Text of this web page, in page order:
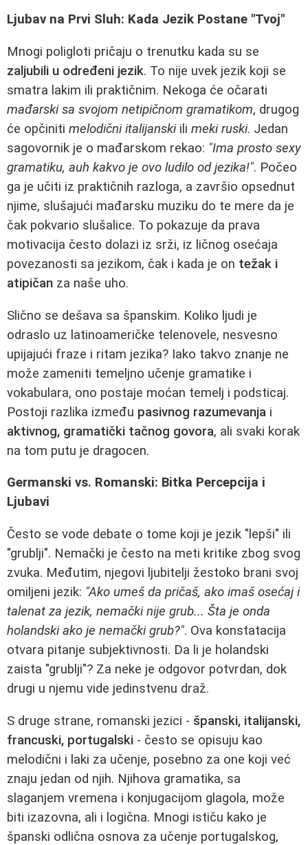
Ljubav na Prvi Sluh: Kada Jezik Postane "Tvoj"
Mnogi poligloti pričaju o trenutku kada su se
zaljubili u određeni jezik. To nije uvek jezik koji se
smatra lakim ili praktičnim. Nekoga će očarati
mađarski sa svojom netipičnom gramatikom, drugog
će opčiniti melodični italijanskiili meki ruski. Jedan
sagovornik je o mađarskom rekao: "Ima prosto sexy
gramatiku, auh kakvo je ovo ludilo od jezika!". Počeo
ga je učiti iz praktičnih razloga, a završio opsednut
njime, slušajući mađarsku muziku do te mere da je
čak pokvario slušalice. To pokazuje da prava
motivacija često dolazi iz srži, iz ličnog osećaja
povezanosti sa jezikom, čak i kada je on težak i
atipičan za naše uho.
Slično se dešava sa španskim. Koliko ljudi je
odraslo uz latinoameričke telenovele, nesvesno
upijajući fraze i ritam jezika? Iako takvo znanje ne
može zameniti temeljno učenje gramatike i
vokabulara, ono postaje moćan temelj i podsticaj.
Postoji razlika između pasivnog razumevanja i
aktivnog, gramatički tačnog govora, ali svaki korak
na tom putu je dragocen.
Germanski vs. Romanski: Bitka Percepcija i
Ljubavi
Često se vode debate o tome koji je jezik "lepši" ili
"grublji". Nemački je često na meti kritike zbog svog
zvuka. Međutim, njegovi ljubitelji žestoko brani svoj
omiljeni jezik: "Ako umeš da pričaš, ako imaš osećaj i
talenat za jezik, nemački nije grub... Šta je onda
holandski ako je nemački grub?". Ova konstatacija
otvara pitanje subjektivnosti. Da li je holandski
zaista "grublji"? Za neke je odgovor potvrdan, dok
drugi u njemu vide jedinstvenu draž.
S druge strane, romanski jezici - španski, italijanski,
francuski, portugalski - često se opisuju kao
melodični i laki za učenje, posebno za one koji već
znaju jedan od njih. Njihova gramatika, sa
slaganjem vremena i konjugacijom glagola, može
biti izazovna, ali i logična. Mnogi ističu kako je
španski odlična osnova za učenje portugalskog,